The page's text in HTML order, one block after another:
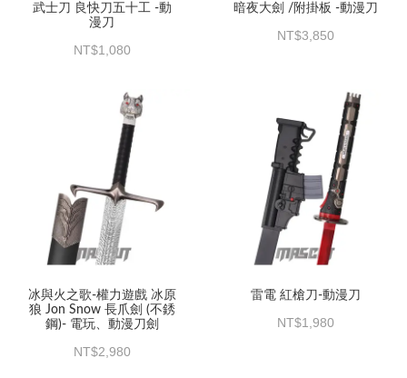
武士刀 良快刀五十工 -動
漫刀
1,080
暗夜大劍 /附掛板 -動漫刀
3,850
冰與火之歌-權力遊戲 冰原
狼 Jon Snow 長爪劍 (不銹
鋼)- 電玩、動漫刀劍
2,980
雷電 紅槍刀-動漫刀
1,980